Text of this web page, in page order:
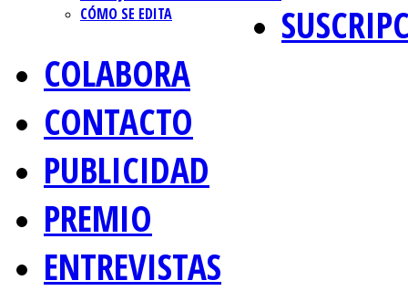
CÓMO SE EDITA
COLABORA
CONTACTO
PUBLICIDAD
PREMIO
ENTREVISTAS